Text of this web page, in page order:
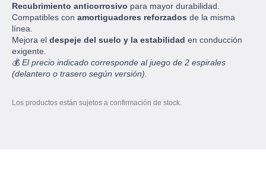
Recubrimiento anticorrosivo para mayor durabilidad.
Compatibles con amortiguadores reforzados de la misma
línea.
Mejora el despeje del suelo y la estabilidad en conducción
exigente.
💰 El precio indicado corresponde al juego de 2 espirales
(delantero o trasero según versión).
Los productos están sujetos a confirmación de stock.